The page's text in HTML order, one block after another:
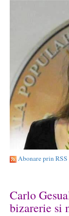
Abonare prin RSS
Carlo
bizarerie si